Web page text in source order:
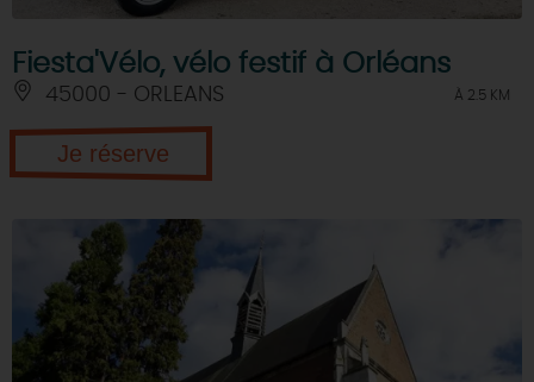
Fiesta'Vélo, vélo festif à Orléans
45000 - ORLEANS À 2.5 KM
Je réserve